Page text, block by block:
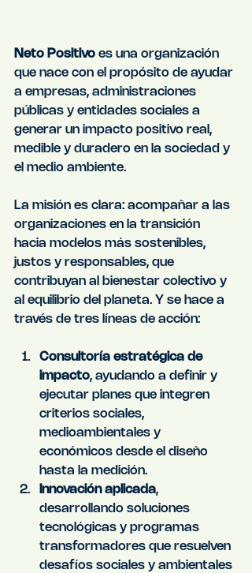
Neto Positivo es una organización
que nace con el propósito de ayudar
a empresas, administraciones
públicas y entidades sociales a
generar un impacto positivo real,
medible y duradero en la sociedad y
el medio ambiente.
La misión es clara: acompañar a las
organizaciones en la transición
hacia modelos más sostenibles,
justos y responsables, que
contribuyan al bienestar colectivo y
al equilibrio del planeta. Y se hace a
través de tres líneas de acción:
Consultoría estratégica de
impacto, ayudando a definir y
ejecutar planes que integren
criterios sociales,
medioambientales y
económicos desde el diseño
hasta la medición.
Innovación aplicada,
desarrollando soluciones
tecnológicas y programas
transformadores que resuelven
desafíos sociales y ambientales